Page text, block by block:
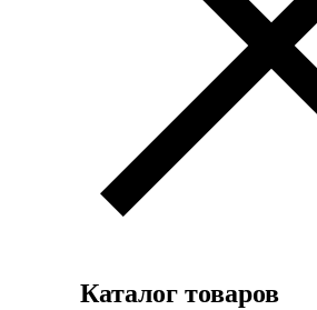
Каталог товаров